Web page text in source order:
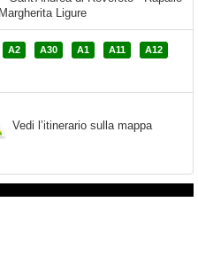
A2 A30 A1 A11 A12
Vedi l’itinerario sulla mappa